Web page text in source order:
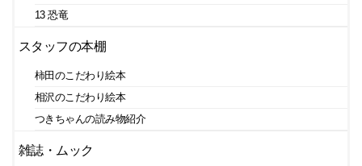
13 恐竜
スタッフの本棚
柿田のこだわり絵本
相沢のこだわり絵本
つきちゃんの読み物紹介
雑誌・ムック